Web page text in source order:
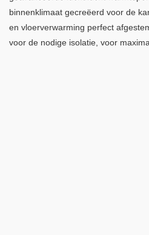
binnenklimaat gecreëerd voor de
en vloerverwarming perfect
voor de nodige isolatie, voor